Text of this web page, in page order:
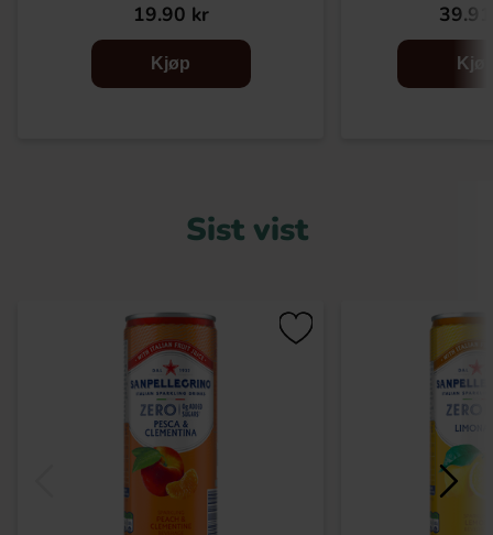
19.90 kr
Kjøp
Sist vist